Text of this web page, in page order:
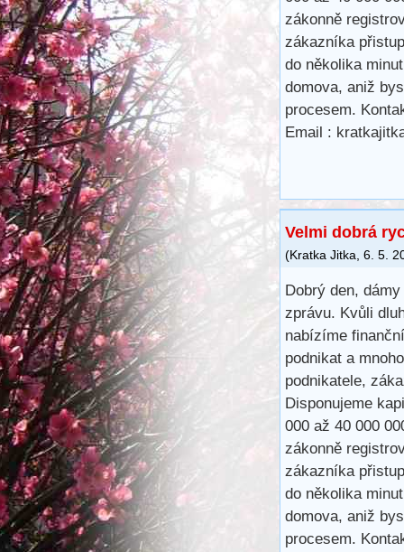
zákonně
zákazníka
do několika
domova, aniž
procesem.
Email :
Velmi dobrá
(Kratka Jitka, 6. 5.
Dobrý den,
zprávu. Kvůli
nabízíme
podnikat a
podnikatele,
Disponujeme
000 až 40 000
zákonně
zákazníka
do několika
domova, aniž
procesem.